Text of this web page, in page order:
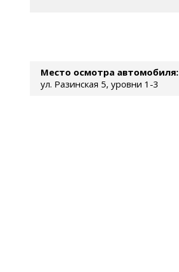
Место осмотра автомобиля:
ул. Разинская 5, уровни 1-3